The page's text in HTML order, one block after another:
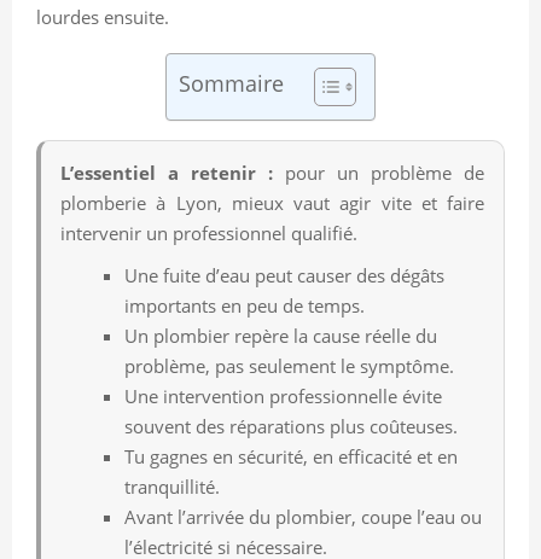
lourdes ensuite.
Sommaire
L’essentiel a retenir : pour un problème de
plomberie à Lyon, mieux vaut agir vite et faire
intervenir un professionnel qualifié.
Une fuite d’eau peut causer des dégâts
importants en peu de temps.
Un plombier repère la cause réelle du
problème, pas seulement le symptôme.
Une intervention professionnelle évite
souvent des réparations plus coûteuses.
Tu gagnes en sécurité, en efficacité et en
tranquillité.
Avant l’arrivée du plombier, coupe l’eau ou
l’électricité si nécessaire.